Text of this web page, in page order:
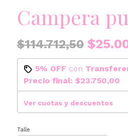
Campera
$114.712,50
5% OFF con
Precio final: $23.750,00
Ver cuotas y descuentos
Talle